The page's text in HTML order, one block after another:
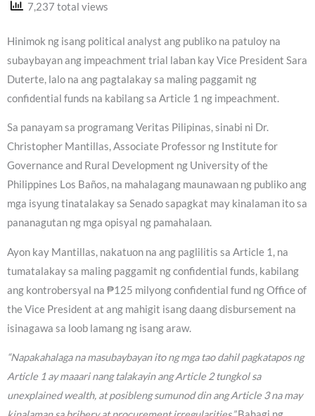
7,237 total views
Hinimok ng isang political analyst ang publiko na patuloy na
subaybayan ang impeachment trial laban kay Vice President Sara
Duterte, lalo na ang pagtalakay sa maling paggamit ng
confidential funds na kabilang sa Article 1 ng impeachment.
Sa panayam sa programang Veritas Pilipinas, sinabi ni Dr.
Christopher Mantillas, Associate Professor ng Institute for
Governance and Rural Development ng University of the
Philippines Los Baños, na mahalagang maunawaan ng publiko ang
mga isyung tinatalakay sa Senado sapagkat may kinalaman ito sa
pananagutan ng mga opisyal ng pamahalaan.
Ayon kay Mantillas, nakatuon na ang paglilitis sa Article 1, na
tumatalakay sa maling paggamit ng confidential funds, kabilang
ang kontrobersyal na ₱125 milyong confidential fund ng Office of
the Vice President at ang mahigit isang daang disbursement na
isinagawa sa loob lamang ng isang araw.
“Napakahalaga na masubaybayan ito ng mga tao dahil pagkatapos ng
Article 1 ay maaari nang talakayin ang Article 2 tungkol sa
unexplained wealth, at posibleng sumunod din ang Article 3 na may